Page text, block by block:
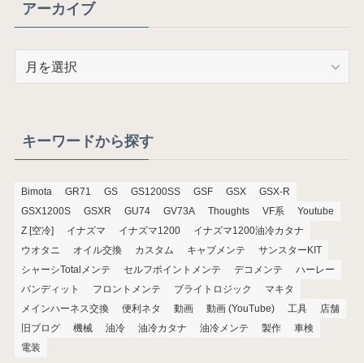
アーカイブ
ブキーワードから探す
Bimota GR71 GS GS1200SS GSF GSX
GSX-R
GSX1200S
GSXR GU74 GV73A Thoughts VF系
Youtube
Z [空冷]
イナズマ イナズマ1200
イナズマ1200油冷カタナ
ウオタニ
オイル交換 カスタム キャブメンテ
サンスターKIT
シャーシTotalメンテ
セルフポイントメンテ デコメンテ
ハーレー
バンディット
フロントメンテ ブライトロジック
マキタ
メインハーネス交換
便利ネタ 動画 動画 (YouTube) 工具
店舗
旧ブログ
機械 油冷 油冷カタナ 油冷メンテ 製作
車検
電装